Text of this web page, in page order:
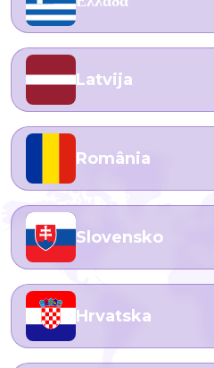
Latvija
România
Slovensko
Hrvatska